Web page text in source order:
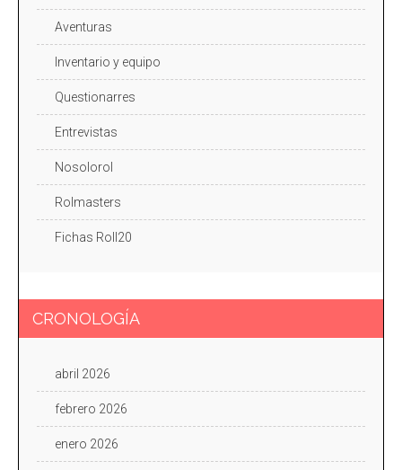
Aventuras
Inventario y equipo
Questionarres
Entrevistas
Nosolorol
Rolmasters
Fichas Roll20
CRONOLOGÍA
abril 2026
febrero 2026
enero 2026